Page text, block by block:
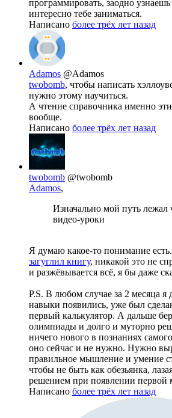
программировать, заодно
интересно тебе заниматься.
Написано более трёх лет назад
Adamos @Adamos
twobomb, чтобы написать
нужно этому научиться.
А чтение справочника именно
вообще.
Написано более трёх лет назад
twobomb @twobomb
Adamos,
Изначально мой путь лежал
видео-уроки
Я думаю какое-то понимание
загуглил книгу, никакой это не
и разжёвывается всё, я бы даже
P.S. В любом случае за 2 месяца я
навыки появились, уже был
первый калькулятор. А дальше
олимпиады и долго и муторно
ничего нового в познаниях
оно сейчас и не нужно. Нужно
правильное мышление и умение
чтобы не быть как обезьянка,
решением при появлении первой
Написано более трёх лет назад